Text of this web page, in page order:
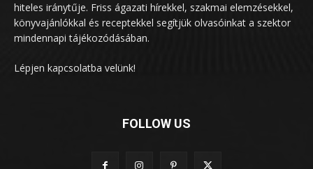
hiteles iránytűje. Friss ágazati hírekkel, szakmai elemzésekkel,
könyvajánlókkal és receptekkel segítjük olvasóinkat a szektor
mindennapi tájékozódásában.
Lépjen kapcsolatba velünk!
FOLLOW US